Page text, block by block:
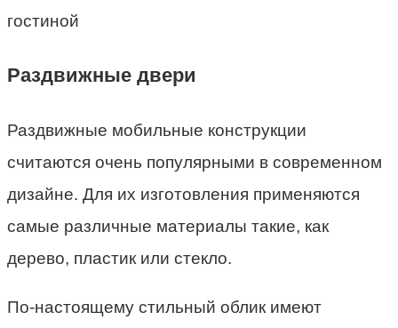
гостиной
Раздвижные двери
Раздвижные мобильные конструкции
считаются очень популярными в современном
дизайне. Для их изготовления применяются
самые различные материалы такие, как
дерево, пластик или стекло.
По-настоящему стильный облик имеют